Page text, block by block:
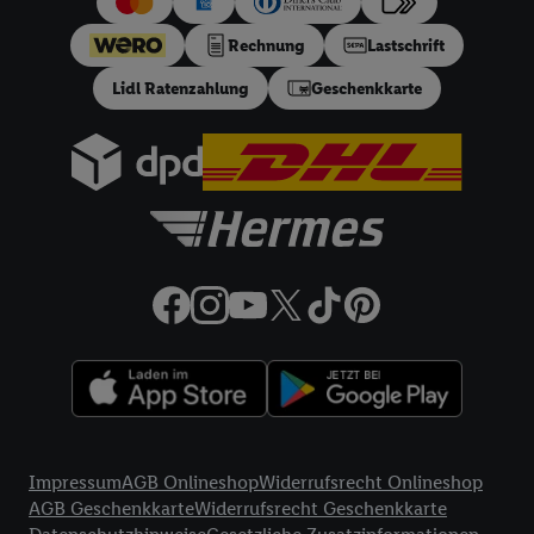
Rechnung Lastschrift
Lidl Ratenzahlung Geschenkkarte
ImpressumAGB OnlineshopWiderrufsrecht Onlineshop
AGB GeschenkkarteWiderrufsrecht Geschenkkarte
uns und einem der anderen oben genannten Partner auch Ihre
in einen Hashwert umgewandelte E-Mail-Adresse in
gemeinsamer Verantwortlichkeit verarbeitet.
Zudem erlauben Sie uns, der Utiq SA/NV („Utiq“) und
in den Lidl-Diensten einzusetzen. Utiq prüft zunächst anhand
Ihrer IP-Adresse, ob die Technologie für Sie verfügbar ist.
Wenn das der Fall ist, gibt Utiq Ihre IP-Adresse an Ihren
Netzbetreiber weiter, der anhand der IP-Adresse und einer
Kennung für Utiq erstellt. Wir werden diese Kennung
verwenden, um Sie wiederzuerkennen und Erkenntnisse über
Ihr Nutzungsverhalten in den Lidl-Diensten zu erfassen.
Insbesondere können Sie mittels dieser Technologie auch auf
Diensten wiedererkannt werden, die von Dritten betrieben
ausspielen können. Sie können Ihre Einwilligung speziell zur
Nutzung der Utiq-Technologie - zusätzlich zur weiter unten
erläuterten Möglichkeit, Ihre Einwilligung generell zu